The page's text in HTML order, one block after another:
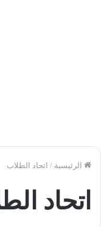
الرئيسية / اتحاد الطلاب
اتحاد